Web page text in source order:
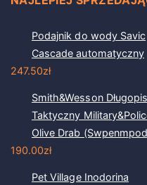
Podajnik do wody Savic
Cascade automatyczny
247.50zł
Smith&Wesson Długopis
Taktyczny
Olive Drab
190.00zł
Pet Village Inodorina